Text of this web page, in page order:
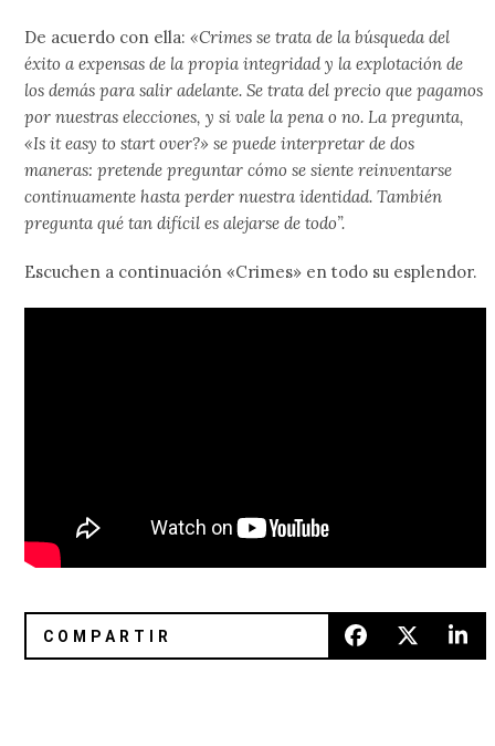
De acuerdo con ella:«Crimes se trata de la búsqueda del
éxito a expensas de la propia integridad y la explotación de
los demás para salir adelante. Se trata del precio que pagamos
por nuestras elecciones, y si vale la pena o no. La pregunta,
«Is it easy to start over?» se puede interpretar de dos
maneras: pretende preguntar cómo se siente reinventarse
continuamente hasta perder nuestra identidad. También
pregunta qué tan difícil es alejarse de todo”.
Escuchen a continuación «Crimes» en todo su esplendor.